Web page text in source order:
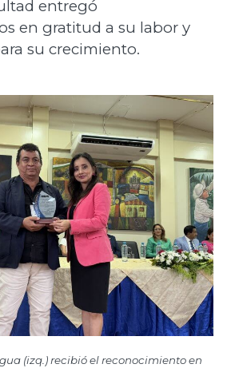
entregó
en gratitud a su labor y
su crecimiento.
(izq.) recibió el reconocimiento en